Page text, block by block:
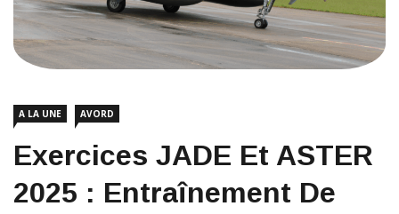
A LA UNE AVORD
Exercices JADE Et ASTER
2025 : Entraînement De